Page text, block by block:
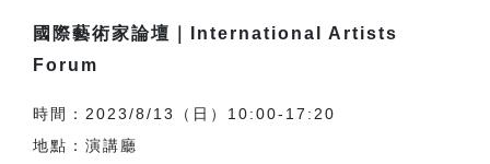
國際藝術家論壇｜International Artists
Forum
時間：2023/8/13（日）10:00-17:20
地點：演講廳